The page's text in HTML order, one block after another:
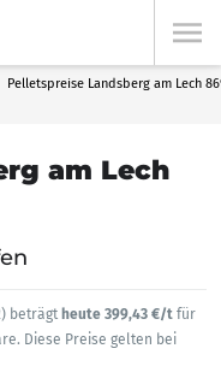
Pelletspreise Landsberg am Lech
am Lech
beträgt heute 399,43 €/t für
Diese Preise gelten bei